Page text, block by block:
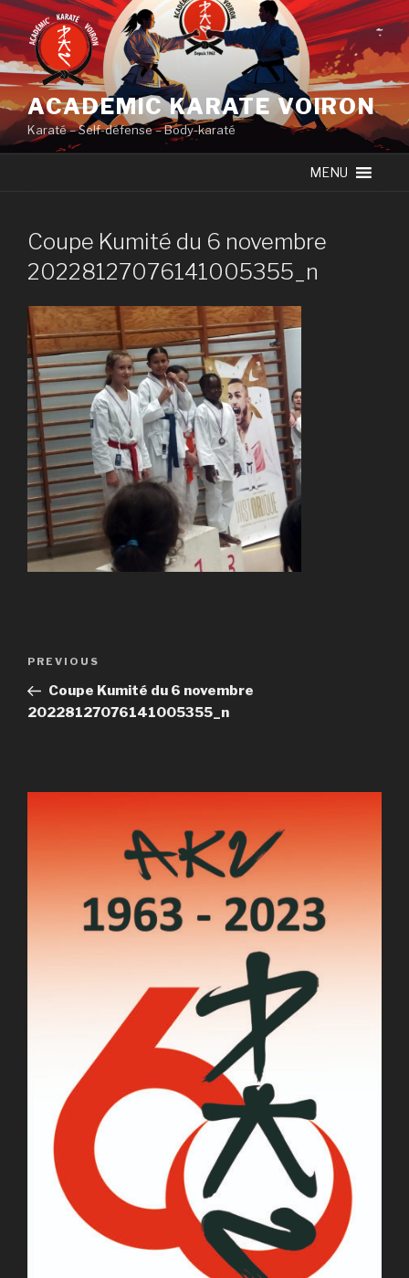
Skip
to
content
ACADEMIC KARATE VOIRON
Karaté – Self-défense – Body-karaté
MENU
Coupe Kumité du 6 novembre
20228127076141005355_n
Previous
Post
PREVIOUS
Coupe Kumité du 6 novembre
20228127076141005355_n